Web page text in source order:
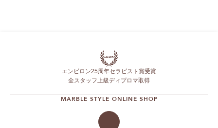
エンビロン25周年セラピスト賞受賞
全スタッフ上級ディプロマ取得
MARBLE STYLE ONLINE SHOP